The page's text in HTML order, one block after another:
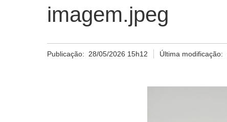
imagem.jpeg
Publicação: 28/05/2026 15h12 Última modificação: